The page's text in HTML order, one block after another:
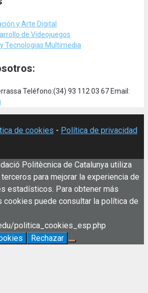
y Arte Digital
de Videojuegos
Tecnologias Multimedia
Teléfono:(34) 93 112 03 67 Email:
de cookies - Política de privacidad
Politècnica de Catalunya utiliza
para mejorar la experiencia de
estadísticos. Para obtener más
cookies puede consultar la política de
politica_cookies_esp.php
Rechazar